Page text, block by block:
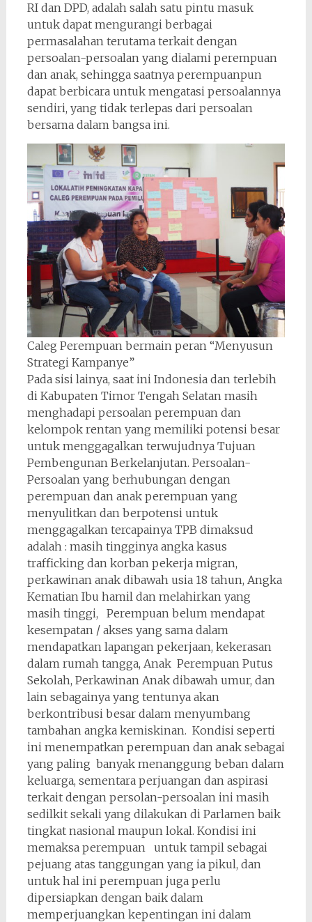
RI dan DPD, adalah salah satu pintu masuk
untuk dapat mengurangi berbagai
permasalahan terutama terkait dengan
persoalan-persoalan yang dialami perempuan
dan anak, sehingga saatnya perempuanpun
dapat berbicara untuk mengatasi persoalannya
sendiri, yang tidak terlepas dari persoalan
bersama dalam bangsa ini.
Caleg Perempuan bermain peran “Menyusun
Strategi Kampanye”
Pada sisi lainya, saat ini Indonesia dan terlebih
di Kabupaten Timor Tengah Selatan masih
menghadapi persoalan perempuan dan
kelompok rentan yang memiliki potensi besar
untuk menggagalkan terwujudnya Tujuan
Pembengunan Berkelanjutan. Persoalan-
Persoalan yang berhubungan dengan
perempuan dan anak perempuan yang
menyulitkan dan berpotensi untuk
menggagalkan tercapainya TPB dimaksud
adalah : masih tingginya angka kasus
trafficking dan korban pekerja migran,
perkawinan anak dibawah usia 18 tahun, Angka
Kematian Ibu hamil dan melahirkan yang
masih tinggi, Perempuan belum mendapat
kesempatan / akses yang sama dalam
mendapatkan lapangan pekerjaan, kekerasan
dalam rumah tangga, Anak Perempuan Putus
Sekolah, Perkawinan Anak dibawah umur, dan
lain sebagainya yang tentunya akan
berkontribusi besar dalam menyumbang
tambahan angka kemiskinan. Kondisi seperti
ini menempatkan perempuan dan anak sebagai
yang paling banyak menanggung beban dalam
keluarga, sementara perjuangan dan aspirasi
terkait dengan persolan-persoalan ini masih
sedilkit sekali yang dilakukan di Parlamen baik
tingkat nasional maupun lokal. Kondisi ini
memaksa perempuan untuk tampil sebagai
pejuang atas tanggungan yang ia pikul, dan
untuk hal ini perempuan juga perlu
dipersiapkan dengan baik dalam
memperjuangkan kepentingan ini dalam